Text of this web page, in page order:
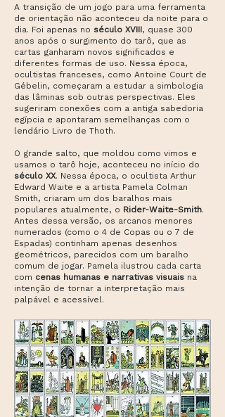
A transição de um jogo para uma ferramenta
de orientação não aconteceu da noite para o
dia. Foi apenas no século XVIII, quase 300
anos após o surgimento do tarô, que as
cartas ganharam novos significados e
diferentes formas de uso. Nessa época,
ocultistas franceses, como Antoine Court de
Gébelin, começaram a estudar a simbologia
das lâminas sob outras perspectivas. Eles
sugeriram conexões com a antiga sabedoria
egípcia e apontaram semelhanças com o
lendário Livro de Thoth.
O grande salto, que moldou como vimos e
usamos o tarô hoje, aconteceu no início do
século XX. Nessa época, o ocultista Arthur
Edward Waite e a artista Pamela Colman
Smith, criaram um dos baralhos mais
populares atualmente, o Rider-Waite-Smith.
Antes dessa versão, os arcanos menores
numerados (como o 4 de Copas ou o 7 de
Espadas) continham apenas desenhos
geométricos, parecidos com um baralho
comum de jogar. Pamela ilustrou cada carta
com cenas humanas e narrativas visuais na
intenção de tornar a interpretação mais
palpável e acessível.​​​​​​​​​​​​​​